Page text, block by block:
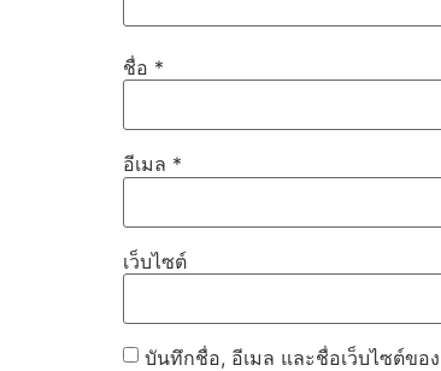
ชื่อ *
อีเมล *
เว็บไซต์
บันทึกชื่อ, อีเมล และชื่อเว็บไซต์ขอ